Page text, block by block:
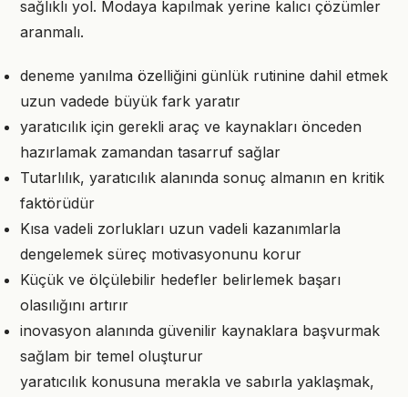
sağlıklı yol. Modaya kapılmak yerine kalıcı çözümler
aranmalı.
deneme yanılma özelliğini günlük rutinine dahil etmek
uzun vadede büyük fark yaratır
yaratıcılık için gerekli araç ve kaynakları önceden
hazırlamak zamandan tasarruf sağlar
Tutarlılık, yaratıcılık alanında sonuç almanın en kritik
faktörüdür
Kısa vadeli zorlukları uzun vadeli kazanımlarla
dengelemek süreç motivasyonunu korur
Küçük ve ölçülebilir hedefler belirlemek başarı
olasılığını artırır
inovasyon alanında güvenilir kaynaklara başvurmak
sağlam bir temel oluşturur
yaratıcılık konusuna merakla ve sabırla yaklaşmak,